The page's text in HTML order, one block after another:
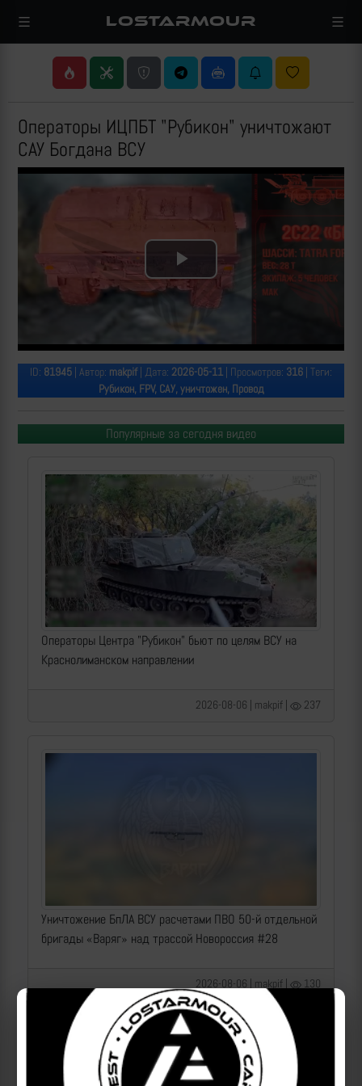
LOSTARMOUR
Операторы ИЦПБТ "Рубикон" уничтожают
САУ Богдана ВСУ
Play
Video
ID: 81945 | Автор: makpif| Дата: 2026-05-11 | Просмотров: 316 | Теги:
Рубикон, FPV, САУ, уничтожен, Провод
Популярные за сегодня видео
Операторы Центра "Рубикон" бьют по целям ВСУ на
Краснолиманском направлении
2026-08-06 | makpif | 237
Уничтожение БпЛА ВСУ расчетами ПВО 50-й отдельной
бригады «Варяг» над трассой Новороссия #28
2026-08-06 | makpif | 130